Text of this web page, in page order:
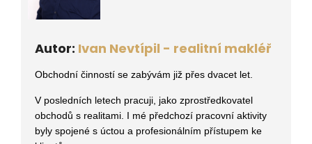
Autor: Ivan Nevtípil - realitní makléř
Obchodní činností se zabývám již přes dvacet let.
V posledních letech pracuji, jako zprostředkovatel
obchodů s realitami . I mé předchozí pracovní aktivity
byly spojené s úctou a profesionálním přístupem ke